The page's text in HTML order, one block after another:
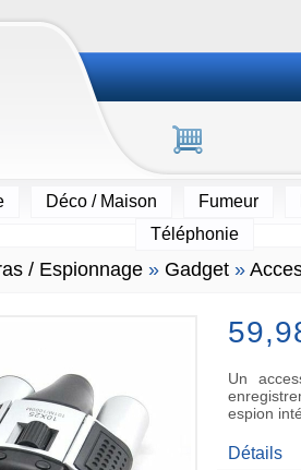
Déco / Maison Fumeur
Téléphonie
/ Espionnage » Gadget »
Un
espion
Détails